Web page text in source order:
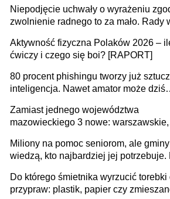
Niepodjęcie uchwały o wyrażeniu
zwolnienie radnego to za mało. Rady
rozstrzygać sprawy
Aktywność fizyczna Polaków 2026 –
ćwiczy i czego się boi? [RAPORT]
80 procent phishingu tworzy już
inteligencja. Nawet amator może dziś
Zamiast jednego województwa
mazowieckiego 3 nowe: warszawskie,
Europie nie ma tak dużych jednostek
stołecznych
Miliony na pomoc seniorom, ale
wiedzą, kto najbardziej jej potrzebuje.
Do którego śmietnika wyrzucić torebki
przypraw: plastik, papier czy